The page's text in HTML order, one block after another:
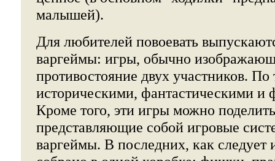
малышей).
Для любителей повоевать
варгеймы: игры, обычно
противостояние двух участников.
историческими, фантастическими и
Кроме того, эти игры можно
представляющие собой игровые
варгеймы. В последних, как следует